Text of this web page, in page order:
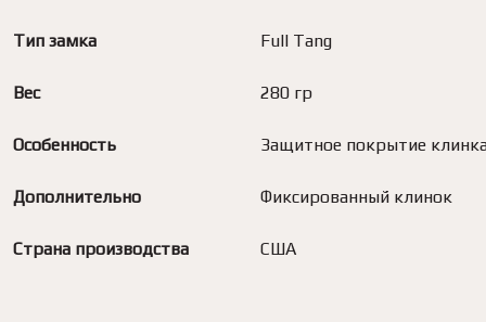
Тип замка Full Tang
Вес 280 гр
Особенность Защитное покрытие
Дополнительно Фиксированный клинок
Страна производства США